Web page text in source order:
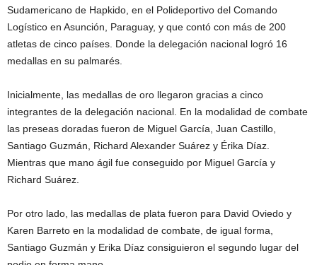
Sudamericano de Hapkido, en el Polideportivo del Comando
Logístico en Asunción, Paraguay, y que contó con más de 200
atletas de cinco países. Donde la delegación nacional logró 16
medallas en su palmarés.
Inicialmente, las medallas de oro llegaron gracias a cinco
integrantes de la delegación nacional. En la modalidad de combate
las preseas doradas fueron de Miguel García, Juan Castillo,
Santiago Guzmán, Richard Alexander Suárez y Érika Díaz.
Mientras que mano ágil fue conseguido por Miguel García y
Richard Suárez.
Por otro lado, las medallas de plata fueron para David Oviedo y
Karen Barreto en la modalidad de combate, de igual forma,
Santiago Guzmán y Erika Díaz consiguieron el segundo lugar del